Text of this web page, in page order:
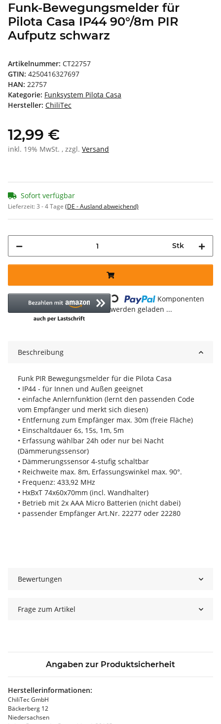
Funk-Bewegungsmelder für
Pilota Casa IP44 90°/8m PIR
Aufputz schwarz
Artikelnummer: CT22757
GTIN: 4250416327697
HAN: 22757
Kategorie: Funksystem Pilota Casa
Hersteller: ChiliTec
12,99 €
inkl. 19% MwSt. , zzgl. Versand
Sofort verfügbar
Lieferzeit:3 - 4 Tage (DE - Ausland abweichend)
Stk
Loading...
Komponenten
werden geladen ...
Beschreibung
Funk PIR Bewegungsmelder für die Pilota Casa
• IP44 - für Innen und Außen geeignet
• einfache Anlernfunktion (lernt den passenden Code
vom Empfänger und merkt sich diesen)
• Entfernung zum Empfänger max. 30m (freie Fläche)
• Einschaltdauer 6s, 15s, 1m, 5m
• Erfassung wählbar 24h oder nur bei Nacht
(Dämmerungssensor)
• Dämmerungssensor 4-stufig schaltbar
• Reichweite max. 8m, Erfassungswinkel max. 90°.
• Frequenz: 433,92 MHz
• HxBxT 74x60x70mm (incl. Wandhalter)
• Betrieb mit 2x AAA Micro Batterien (nicht dabei)
• passender Empfänger Art.Nr. 22277 oder 22280
Bewertungen
Frage zum Artikel
Angaben zur Produktsicherheit
Herstellerinformationen:
ChiliTec GmbH
Bäckerberg 12
Niedersachsen